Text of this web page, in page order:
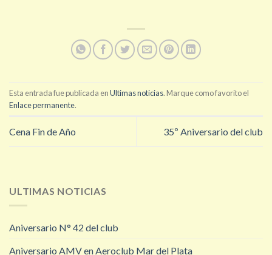
Esta entrada fue publicada enUltimas noticias. Marque como favorito el
Enlace permanente.
Cena Fin de Año 35º Aniversario del club
ULTIMAS NOTICIAS
Aniversario N° 42 del club
Aniversario AMV en Aeroclub Mar del Plata